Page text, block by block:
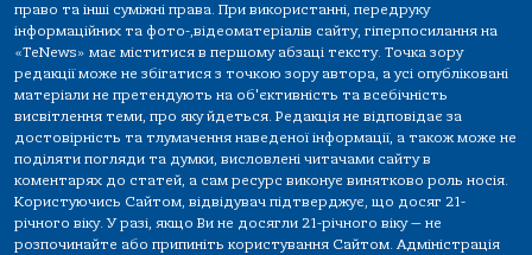
право та інші суміжні права. При використанні, передруку
інформаційних та фото-,відеоматеріалів сайту, гіперпосилання на
«TeNews» має міститися в першому абзаці тексту. Точка зору
редакції може не збігатися з точкою зору автора, а усі опубліковані
матеріали не претендують на об'єктивність та всебічність
висвітлення теми, про яку йдеться. Редакція не відповідає за
достовірність та тлумачення наведеної інформації, а також може не
поділяти погляди та думки, висловлені читачами сайту в
коментарях до статей, а сам ресурс виконує винятково роль носія.
Користуючись Сайтом, відвідувач підтверджує, що досяг 21-
річного віку. У разі, якщо Ви не досягли 21-річного віку — не
розпочинайте або припиніть користування Сайтом. Адміністрація